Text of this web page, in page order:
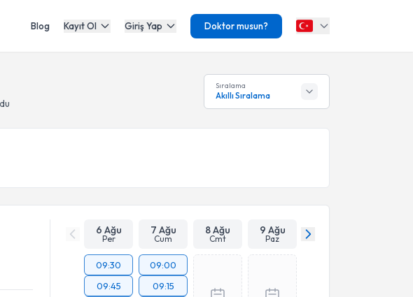
Blog Kayıt Ol Giriş Yap Doktor musun?
Sıralama
Akıllı Sıralama
6 Ağu
Per
7 Ağu
Cum
8 Ağu
Cmt
9 Ağu
Paz
09:30
09:45
09:00
09:15